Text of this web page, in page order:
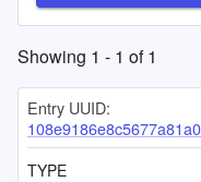
Showing 1 - 1 of1
Entry UUID:
TYPE